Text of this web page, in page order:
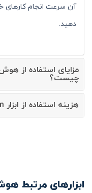
آن سرعت انجام کارهای
دهید.
چیست؟
هزینه استفاده از ابزار neuro-flash.com چقدر است؟